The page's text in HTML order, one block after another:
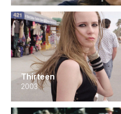
Thirteen
2003